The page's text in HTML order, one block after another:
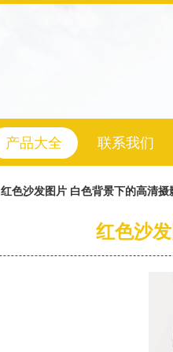
产品大全 联系我们
红色沙发图片 白色背景下的高清摄
红色沙